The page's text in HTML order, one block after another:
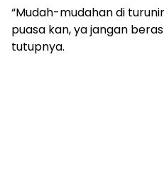
“Mudah-mudahan di
puasa kan, ya jangan
tutupnya.